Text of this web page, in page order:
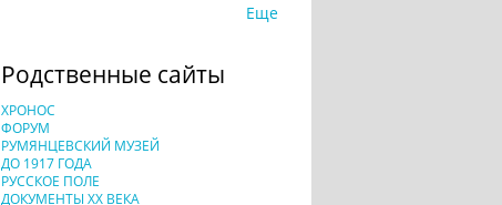
Еще
Родственные сайты
ХРОНОС
ФОРУМ
РУМЯНЦЕВСКИЙ МУЗЕЙ
ДО 1917 ГОДА
РУССКОЕ ПОЛЕ
ДОКУМЕНТЫ XX ВЕКА